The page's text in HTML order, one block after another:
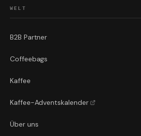
WELT
B2B Partner
Coffeebags
Kaffee
Kaffee-Adventskalender
Über uns